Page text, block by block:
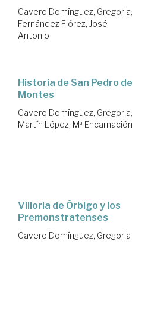
Cavero Domínguez, Gregoria;
Fernández Flórez, José
Antonio
Historia de San Pedro de
Montes
Cavero Domínguez, Gregoria;
Martín López, Mª Encarnación
Villoria de Órbigo y los
Premonstratenses
Cavero Domínguez, Gregoria